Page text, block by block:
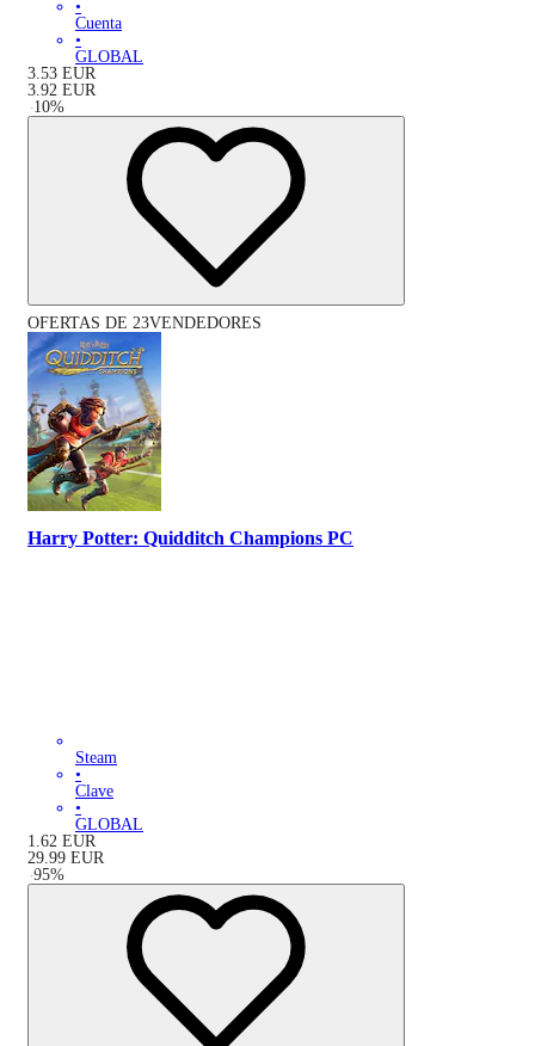
•
Cuenta
•
GLOBAL
3.53 EUR
3.92 EUR
-10%
OFERTAS DE 23VENDEDORES
Harry Potter: Quidditch Champions PC
Steam
•
Clave
•
GLOBAL
1.62 EUR
29.99 EUR
-95%